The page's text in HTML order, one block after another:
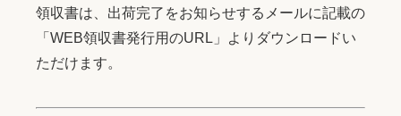
領収書は、出荷完了をお知らせするメールに記載の
「WEB領収書発行用のURL」よりダウンロードい
ただけます。